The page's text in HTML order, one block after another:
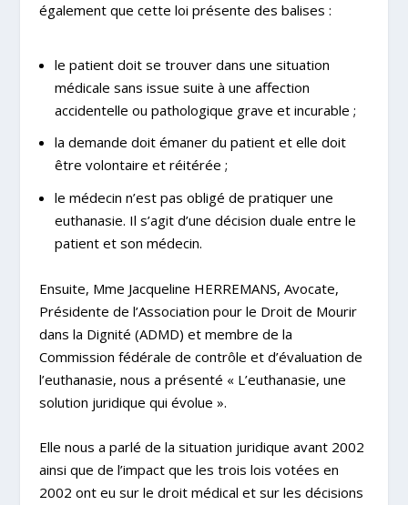
également que cette loi présente des balises :
le patient doit se trouver dans une situation
médicale sans issue suite à une affection
accidentelle ou pathologique grave et incurable ;
la demande doit émaner du patient et elle doit
être volontaire et réitérée ;
le médecin n’est pas obligé de pratiquer une
euthanasie. Il s’agit d’une décision duale entre le
patient et son médecin.
Ensuite, Mme Jacqueline HERREMANS, Avocate,
Présidente de l’Association pour le Droit de Mourir
dans la Dignité (ADMD) et membre de la
Commission fédérale de contrôle et d’évaluation de
l’euthanasie, nous a présenté « L’euthanasie, une
solution juridique qui évolue ».
Elle nous a parlé de la situation juridique avant 2002
ainsi que de l’impact que les trois lois votées en
2002 ont eu sur le droit médical et sur les décisions